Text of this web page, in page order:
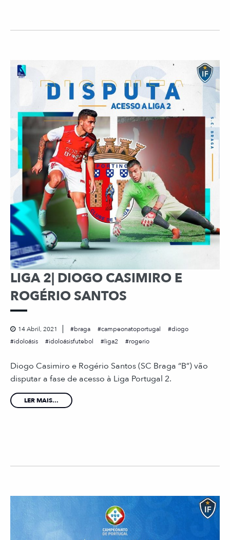
LIGA 2| DIOGO CASIMIRO E
ROGÉRIO SANTOS
14 Abril, 2021 braga campeonatoportugal
diogo
idoloásis
idoloásisfutebol liga2 rogerio
Diogo Casimiro e Rogério Santos (SC Braga “B”) vão
disputar a fase de acesso à Liga Portugal 2.
LER MAIS...